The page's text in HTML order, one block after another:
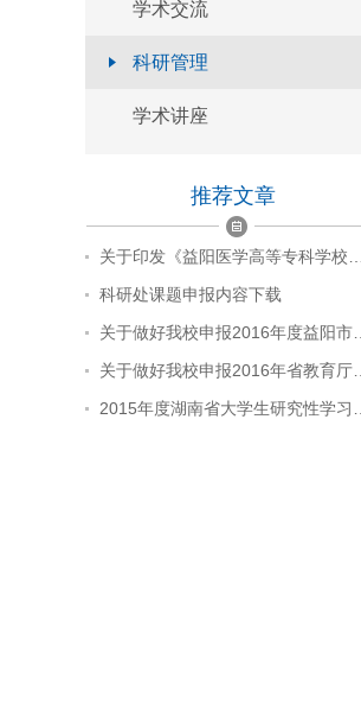
学术交流
科研管理
学术讲座
推荐文章
关于印发《益阳医学高等专科学校…
科研处课题申报内容下载
关于做好我校申报2016年度益阳市…
关于做好我校申报2016年省教育厅…
2015年度湖南省大学生研究性学习…